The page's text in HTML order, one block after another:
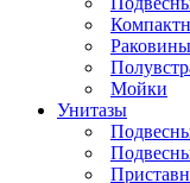
Мойки
Унитазы